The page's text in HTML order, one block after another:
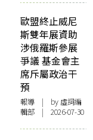
歐盟終止威尼
斯雙年展資助
涉俄羅斯參展
爭議 基金會主
席斥屬政治干
預
報導 | by 虛詞編
輯部 | 2026-07-30